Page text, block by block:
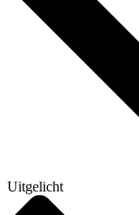
Uitgelicht